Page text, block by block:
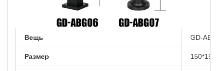
Вещь GD-
Размер